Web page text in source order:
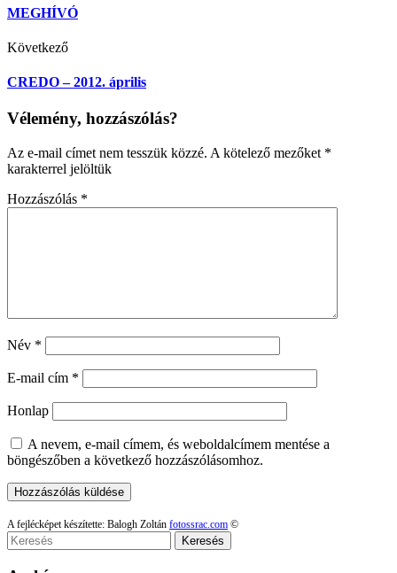
MEGHÍVÓ
Következő
CREDO – 2012. április
Vélemény, hozzászólás?
Az e-mail címet nem tesszük közzé. A kötelező mezőket *
karakterrel jelöltük
Hozzászólás *
Név *
E-mail cím *
Honlap
A nevem, e-mail címem, és weboldalcímem mentése a
böngészőben a következő hozzászólásomhoz.
A fejlécképet készítette: Balogh Zoltán fotossrac.com ©
Keresés